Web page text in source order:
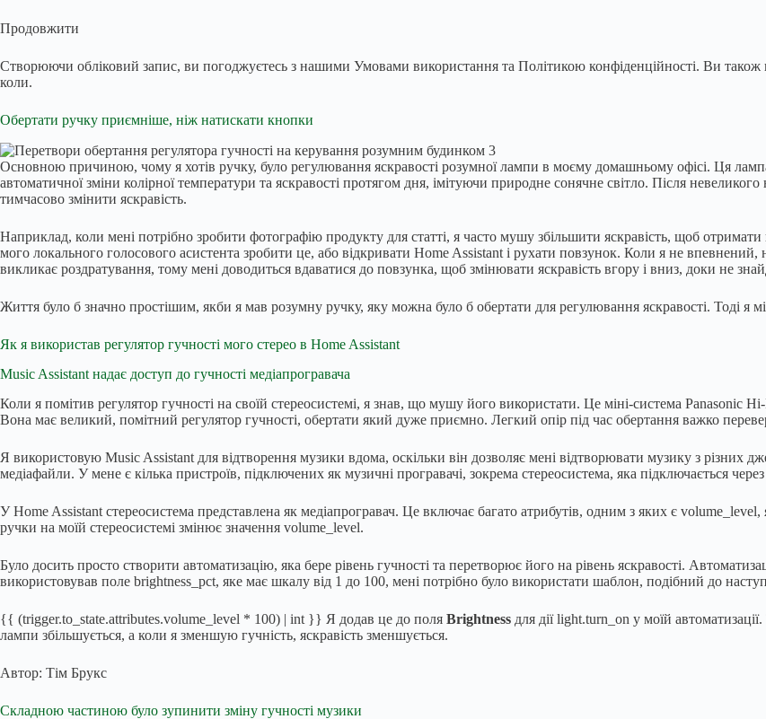
Продовжити
Створюючи обліковий запис, ви погоджуєтесь з нашими Умовами використання та Політикою конфіденційності. Ви також
коли.
Обертати ручку приємніше, ніж натискати кнопки
Основною причиною, чому я хотів ручку, було регулювання яскравості розумної лампи в моєму домашньому офісі. Ця
автоматичної зміни колірної температури та яскравості протягом дня, імітуючи природне сонячне світло. Після
тимчасово змінити яскравість.
Наприклад, коли мені потрібно зробити фотографію продукту для статті, я часто мушу збільшити яскравість, щоб
мого локального голосового асистента зробити це, або відкривати Home Assistant і рухати повзунок. Коли я не
викликає роздратування, тому мені доводиться вдаватися до повзунка, щоб змінювати яскравість вгору і вниз, доки не
Життя було б значно простішим, якби я мав розумну ручку, яку можна було б обертати для регулювання яскравості. Тоді я
Як я використав регулятор гучності мого стерео в Home Assistant
Music Assistant надає доступ до гучності медіапрогравача
Коли я помітив регулятор гучності на своїй стереосистемі, я знав, що мушу його використати. Це міні-система Panasonic
Вона має великий, помітний регулятор гучності, обертати який дуже приємно. Легкий опір під час обертання важко
Я використовую Music Assistant для відтворення музики вдома, оскільки він дозволяє мені відтворювати музику з різних
медіафайли. У мене є кілька пристроїв, підключених як музичні програвачі, зокрема стереосистема, яка підключається
У Home Assistant стереосистема представлена як медіапрогравач. Це включає багато атрибутів, одним з яких є
ручки на моїй стереосистемі змінює значення volume_level.
Було досить просто створити автоматизацію, яка бере рівень гучності та перетворює його на рівень яскравості.
використовував поле brightness_pct, яке має шкалу від 1 до 100, мені потрібно було використати шаблон, подібний до
{{ (trigger.to_state.attributes.volume_level * 100) | int }} Я додав це до поля Brightness для дії light.turn_on у моїй
лампи збільшується, а коли я зменшую гучність, яскравість зменшується.
Автор: Тім Брукс
Складною частиною було зупинити зміну гучності музики